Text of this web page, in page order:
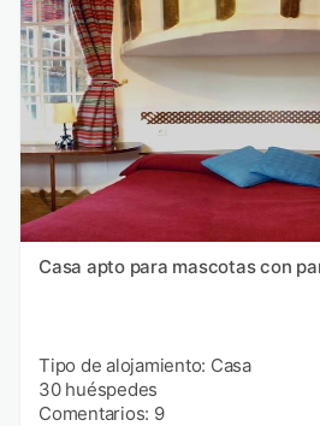
Casa apto para mascotas con
Tipo de alojamiento: Casa
30 huéspedes
Comentarios: 9